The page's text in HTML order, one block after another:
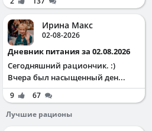
Ирина Макс
02-08-2026
Дневник питания за 02.08.2026
Сегодняшний рациончик. :)
Вчера был насыщенный ден...
9
67
Лучшие рационы